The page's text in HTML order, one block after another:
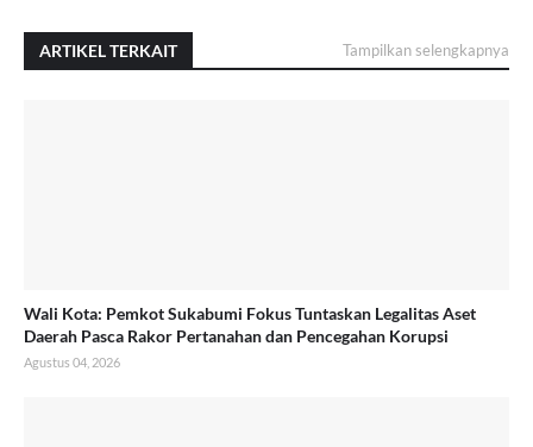
ARTIKEL TERKAIT Tampilkan selengkapnya
Wali Kota: Pemkot Sukabumi Fokus Tuntaskan Legalitas Aset
Daerah Pasca Rakor Pertanahan dan Pencegahan Korupsi
Agustus 04, 2026